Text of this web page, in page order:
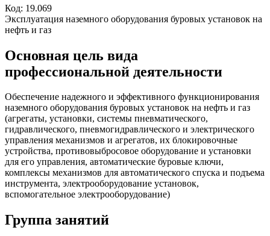
Код: 19.069
Эксплуатация наземного оборудования буровых установок на
нефть и газ
Основная цель вида
профессиональной деятельности
Обеспечение надежного и эффективного функционирования
наземного оборудования буровых установок на нефть и газ
(агрегаты, установки, системы пневматического,
гидравлического, пневмогидравлического и электрического
управления механизмов и агрегатов, их блокировочные
устройства, противовыбросовое оборудование и установки
для его управления, автоматические буровые ключи,
комплексы механизмов для автоматического спуска и подъема
инструмента, электрооборудование установок,
вспомогательное электрооборудование)
Группа занятий